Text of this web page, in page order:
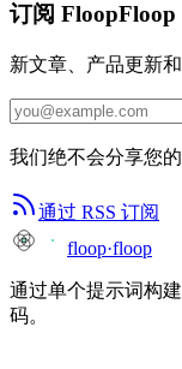
订阅 FloopFloop
新文章、产品更新
我们绝不会分享您
通过 RSS 订阅
floop·floop
通过单个提示词构
码。